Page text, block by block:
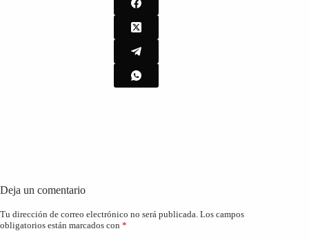
Deja un comentario
Tu dirección de correo electrónico no será publicada. Los campos
obligatorios están marcados con *